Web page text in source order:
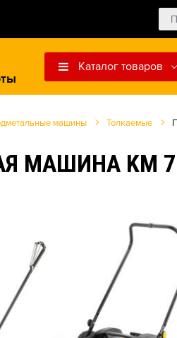
Каталог товаров
машины Толкаемые
KM 70/